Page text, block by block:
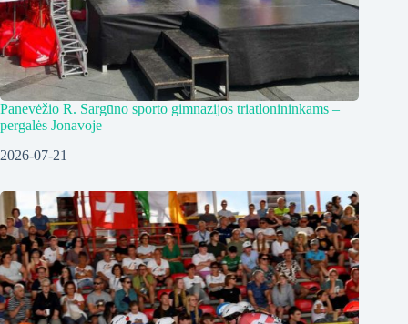
Panevėžio R. Sargūno sporto gimnazijos triatlonininkams –
pergalės Jonavoje
2026-07-21